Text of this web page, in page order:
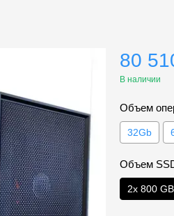
80
В наличии
Объем
32Gb
Объем
2х 800 GB